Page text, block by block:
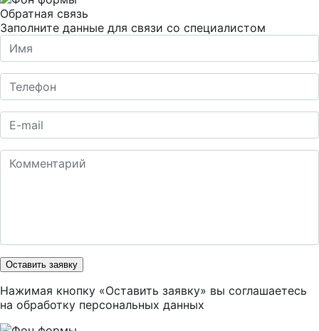
Обратная связь
Заполните данные для связи со специалистом
Оставить заявку
Нажимая кнопку «Оставить заявку» вы соглашаетесь
на обработку персональных данных